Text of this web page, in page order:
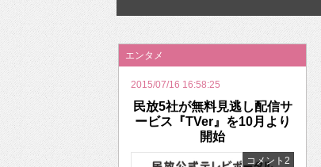
2026年のバレンタインは「自分で
エンタメ
2015/07/16 16:58:25
民放5社が無料見逃し配信サ
ービス『TVer』を10月より
開始
コメント2